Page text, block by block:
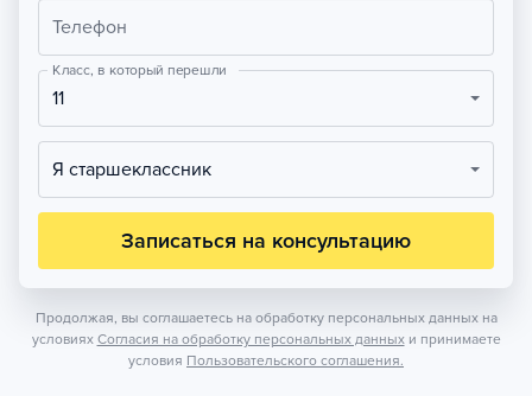
Телефон
Класс, в который перешли
11
Я старшеклассник
Записаться на консультацию
Продолжая, вы соглашаетесь на обработку персональных данных на
условиях Согласия на обработку персональных данных и принимаете
условия Пользовательского соглашения.